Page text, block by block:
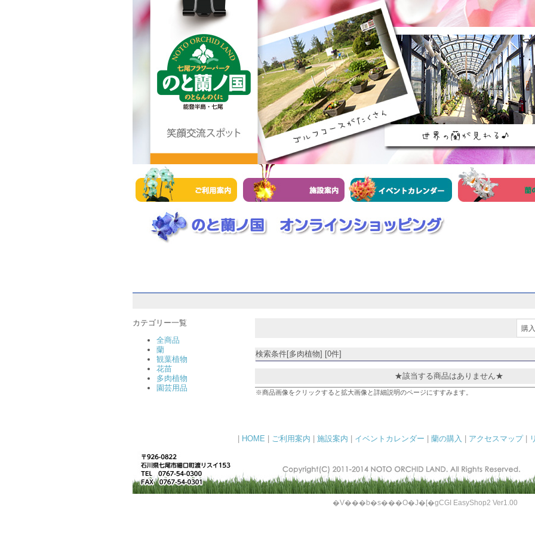
カテゴリー一覧
全商品
蘭
観葉植物
花苗
多肉植物
園芸用品
購
検索条件[多肉植物] [0件]
★該当する商品はありません★
※商品画像をクリックすると拡大画像と詳細説明のページにすすみます。
HOME ご利用案内 施設案内 イベントカレンダー 蘭の購入 アクセスマップ|
�V���b�s���O�J�[�gCGI EasyShop2 Ver1.00